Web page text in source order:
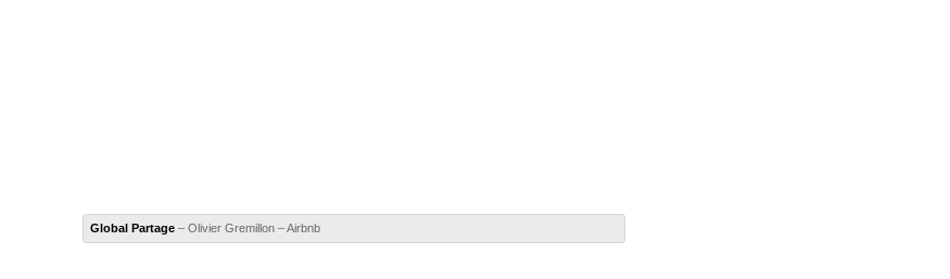
Global Partage – Olivier Gremillon – Airbnb